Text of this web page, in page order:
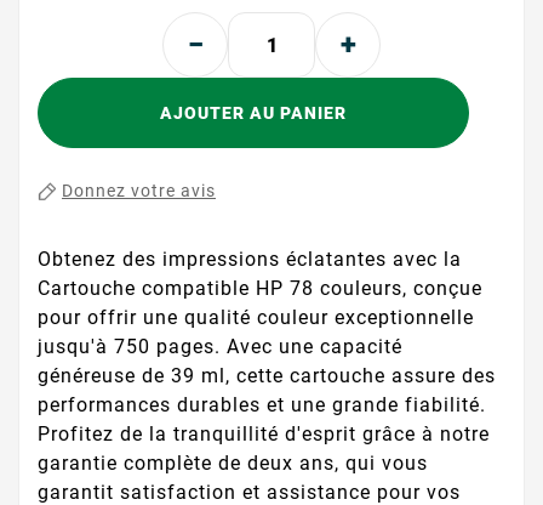
AJOUTER AU PANIER
Donnez votre avis
Obtenez des impressions éclatantes avec la
Cartouche compatible HP 78 couleurs, conçue
pour offrir une qualité couleur exceptionnelle
jusqu'à 750 pages. Avec une capacité
généreuse de 39 ml, cette cartouche assure des
performances durables et une grande fiabilité.
Profitez de la tranquillité d'esprit grâce à notre
garantie complète de deux ans, qui vous
garantit satisfaction et assistance pour vos